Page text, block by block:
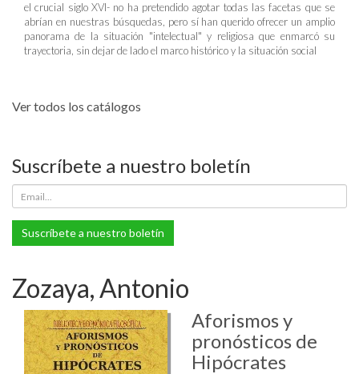
el crucial siglo XVI- no ha pretendido agotar todas las facetas que se
abrían en nuestras búsquedas, pero sí han querido ofrecer un amplio
panorama de la situación "intelectual" y religiosa que enmarcó su
trayectoria, sin dejar de lado el marco histórico y la situación social
Ver todos los catálogos
Suscríbete a nuestro boletín
Suscríbete a nuestro boletín
Zozaya, Antonio
Aforismos y
pronósticos de
Hipócrates